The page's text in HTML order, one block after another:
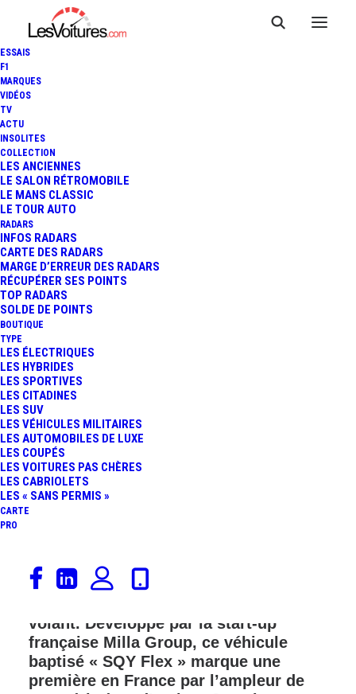
ESSAIS
F1
MARQUES
VIDÉOS
TV
ACTU
INSOLITES
COLLECTION
LES ANCIENNES
LE SALON RÉTROMOBILE
LE MANS CLASSIC
LE TOUR AUTO
RADARS
INFOS RADARS
CARTE DES RADARS
MARGE D’ERREUR DES RADARS
RÉCUPÉRER SES POINTS
TOP RADARS
SOLDE DE POINTS
BOUTIQUE
TYPE
LES ÉLECTRIQUES
LES HYBRIDES
LES SPORTIVES
LES CITADINES
LES SUV
LES VÉHICULES MILITAIRES
LES AUTOMOBILES DE LUXE
LES COUPÉS
LES VOITURES PAS CHÈRES
LES CABRIOLETS
LES « SANS PERMIS »
CARTE
PRO
NAVETTE AUTONOME
LONGUE DISTANCE EN ÎLE-
4 Minutes
Un minibus autonome circule
désormais sur les routes franciliennes,
volant. Développé par la start-up
française Milla Group, ce véhicule
baptisé « SQY Flex » marque une
première en France par l’ampleur de